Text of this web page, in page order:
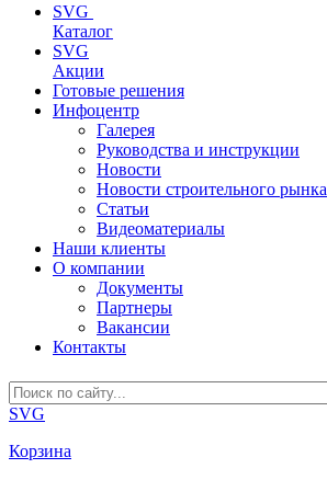
SVG
Каталог
SVG
Акции
Готовые решения
Инфоцентр
Галерея
Руководства и инструкции
Новости
Новости строительного рынка
Статьи
Видеоматериалы
Наши клиенты
О компании
Документы
Партнеры
Вакансии
Контакты
SVG
Корзина